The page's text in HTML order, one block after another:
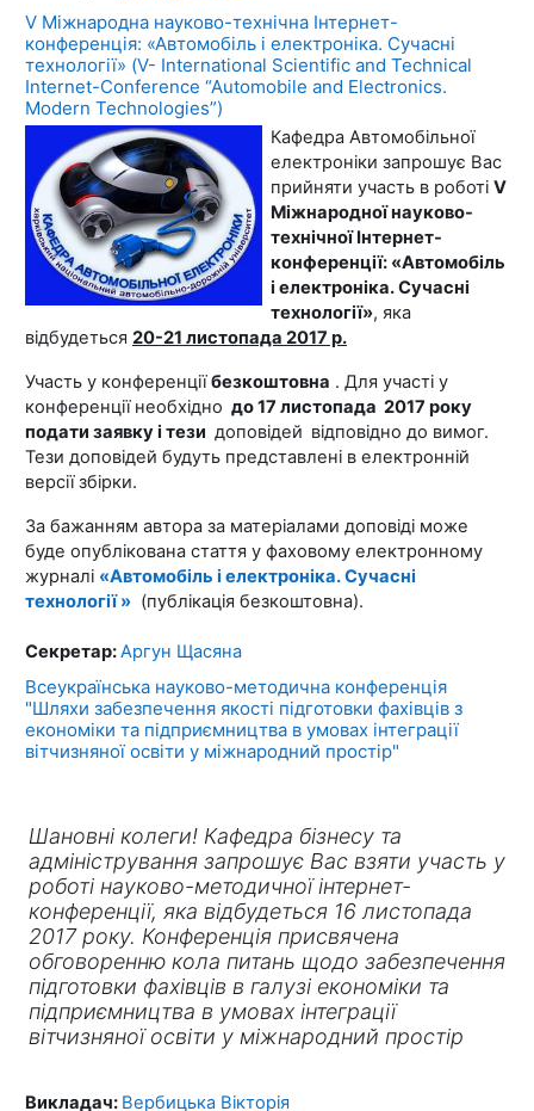
V Міжнародна науково-технічна Інтернет-
конференція: «Автомобіль і електроніка. Сучасні
технології» (V- International Scientific and Technical
Internet-Conference “Automobile and Electronics.
Modern Technologies”)
Кафедра Автомобільної
електроніки запрошує Вас
прийняти участь в роботіV
Міжнародної науково-
технічної Інтернет-
конференції: «Автомобіль
і електроніка.Сучасні
технології», яка
відбудеться 20-21 листопада 2017 р.
Участь у конференціїбезкоштовна . Для участі у
конференції необхідно до17 листопада 2017 року
подати заявку і тези доповідей відповідно до вимог.
Тези доповідей будуть представлені в електронній
версії збірки.
За бажанням автора за матеріалами доповіді може
буде опублікована стаття у фаховому електронному
журналі «Автомобіль і електроніка.Сучасні
технології » (публікація безкоштовна).
Секретар:Аргун Щасяна
Всеукраїнська науково-методична конференція
"Шляхи забезпечення якості підготовки фахівців з
економіки та підприємництва в умовах інтеграції
вітчизняної освіти у міжнародний простір"
Шановні колеги! Кафедра бізнесу та
адміністрування запрошує Вас взяти участь у
роботі науково-методичної інтернет-
конференції, яка відбудеться 16 листопада
2017 року. Конференція присвячена
обговоренню кола питань щодо забезпечення
підготовки фахівців в галузі економіки та
підприємництва в умовах інтеграції
вітчизняної освіти у міжнародний простір
Викладач: Вербицька Вікторія